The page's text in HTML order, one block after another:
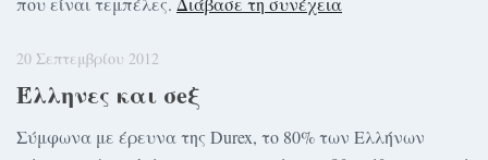
20 Σεπτεμβρίου 2012
Έλληνες και σeξ
Σύμφωνα με έρευνα της Durex, το 80% των Ελλήνων